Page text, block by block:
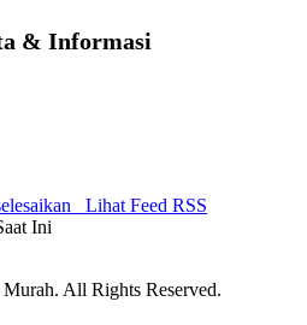
& Informasi
Lihat Feed RSS
Ini
All Rights Reserved.